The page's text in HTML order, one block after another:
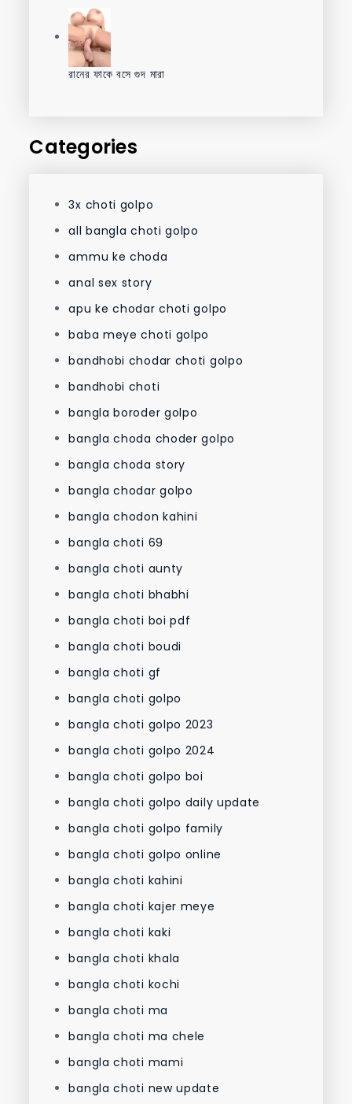
রানের ফাকে বসে গুদ মারা
Categories
3x choti golpo
all bangla choti golpo
ammu ke choda
anal sex story
apu ke chodar choti golpo
baba meye choti golpo
bandhobi chodar choti golpo
bandhobi choti
bangla boroder golpo
bangla choda choder golpo
bangla choda story
bangla chodar golpo
bangla chodon kahini
bangla choti 69
bangla choti aunty
bangla choti bhabhi
bangla choti boi pdf
bangla choti boudi
bangla choti gf
bangla choti golpo
bangla choti golpo 2023
bangla choti golpo 2024
bangla choti golpo boi
bangla choti golpo daily update
bangla choti golpo family
bangla choti golpo online
bangla choti kahini
bangla choti kajer meye
bangla choti kaki
bangla choti khala
bangla choti kochi
bangla choti ma
bangla choti ma chele
bangla choti mami
bangla choti new update